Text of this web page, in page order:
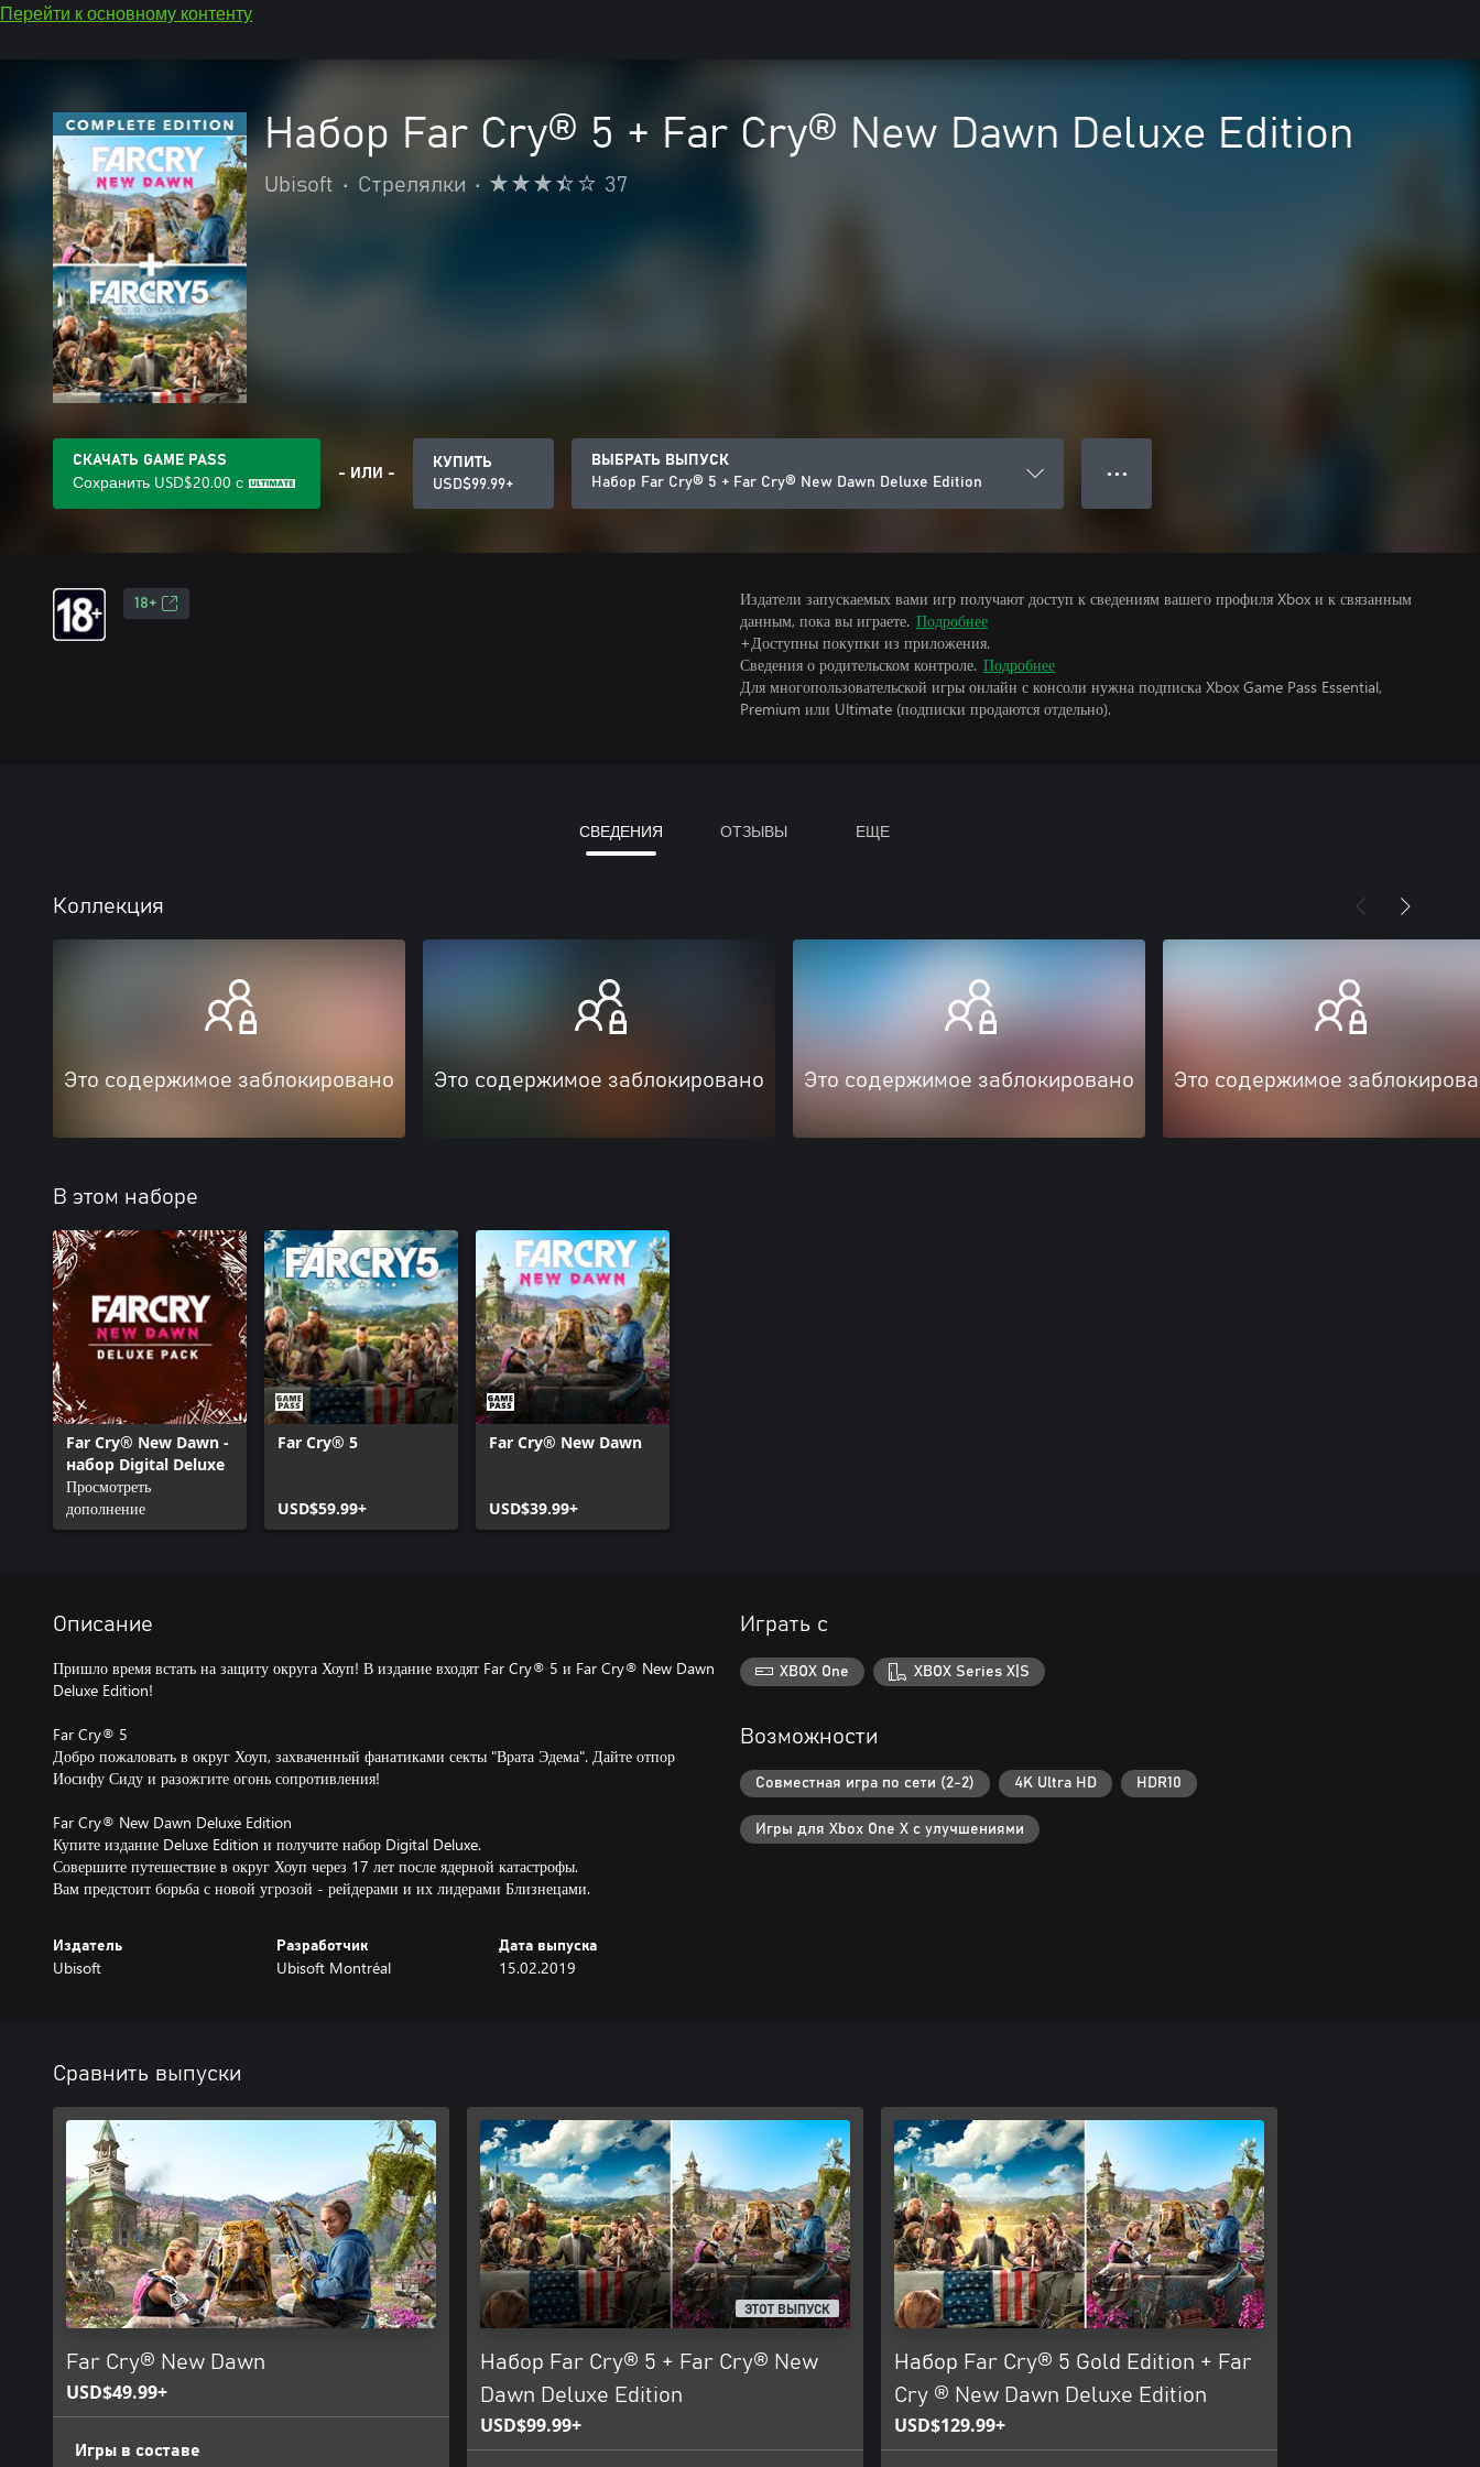
Перейти к основному контенту
Набор Far Cry® 5 + Far Cry® New Dawn Deluxe Edition
Ubisoft • Стрелялки • 37
СКАЧАТЬ GAME PASS
Сохранить USD$20.00 с - ИЛИ -
КУПИТЬ
USD$99.99+
ВЫБРАТЬ ВЫПУСК
Набор Far Cry® 5 + Far Cry® New Dawn Deluxe Edition
● ● ●
18+
Издатели запускаемых вами игр получают доступ к сведениям вашего профиля Xbox и к связанным
данным, пока вы играете. Подробнее
+Доступны покупки из приложения.
Сведения о родительском контроле. Подробнее
Для многопользовательской игры онлайн с консоли нужна подписка Xbox Game Pass Essential,
Premium или Ultimate (подписки продаются отдельно).
СВЕДЕНИЯ ОТЗЫВЫ ЕЩЕ
Коллекция
Это содержимое заблокировано Это содержимое заблокировано Это содержимое заблокировано Это содержимое
В этом наборе
Far Cry® New Dawn -
набор Digital Deluxe
Просмотреть
дополнение
Far Cry® 5
USD$59.99+
Far Cry® New Dawn
USD$39.99+
Описание
Пришло время встать на защиту округа Хоуп! В издание входят Far Cry® 5 и Far Cry® New Dawn
Deluxe Edition!
Far Cry® 5
Добро пожаловать в округ Хоуп, захваченный фанатиками секты "Врата Эдема". Дайте отпор
Иосифу Сиду и разожгите огонь сопротивления!
Far Cry® New Dawn Deluxe Edition
Купите издание Deluxe Edition и получите набор Digital Deluxe.
Совершите путешествие в округ Хоуп через 17 лет после ядерной катастрофы.
Вам предстоит борьба с новой угрозой - рейдерами и их лидерами Близнецами.
Издатель
Ubisoft
Разработчик
Ubisoft Montréal
Дата выпуска
15.02.2019
Играть с
XBOX One XBOX Series X|S
Возможности
Совместная игра по сети (2-2) 4K Ultra HD HDR10
Игры для Xbox One X с улучшениями
Сравнить выпуски
Far Cry® New Dawn
USD$49.99+
Игры в составе
ЭТОТ ВЫПУСК
Набор Far Cry® 5 + Far Cry® New
Dawn Deluxe Edition
USD$99.99+
Набор Far Cry® 5 Gold Edition + Far
Cry ® New Dawn Deluxe Edition
USD$129.99+